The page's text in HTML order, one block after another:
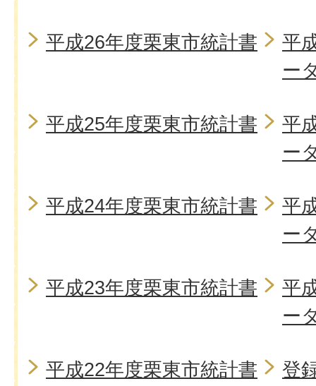
平成26年度栗東市統計書
平
ー
平成25年度栗東市統計書
平
ー
平成24年度栗東市統計書
平
ー
平成23年度栗東市統計書
平
ー
平成22年度栗東市統計書
登